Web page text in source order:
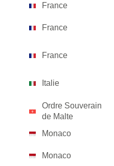
France
France
France
Italie
Ordre Souverain
de Malte
Monaco
Monaco